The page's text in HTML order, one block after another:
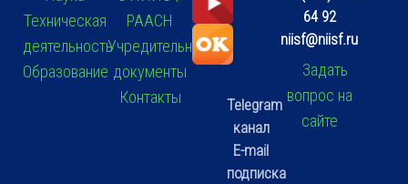
Техническая
деятельность
Образование
РААСН
Учредительные
документы
Контакты
Telegram
канал
E-mail
подписка
64 92
niisf@niisf.ru
Задать
вопрос на
сайте